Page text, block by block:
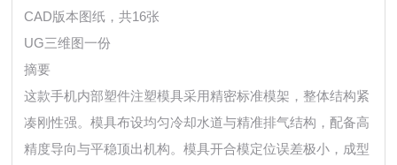
CAD版本图纸，共16张
UG三维图一份
摘要
这款手机内部塑件注塑模具采用精密标准模架，整体结构紧
凑刚性强。模具布设均匀冷却水道与精准排气结构，配备高
精度导向与平稳顶出机构。模具开合模定位误差极小，成型